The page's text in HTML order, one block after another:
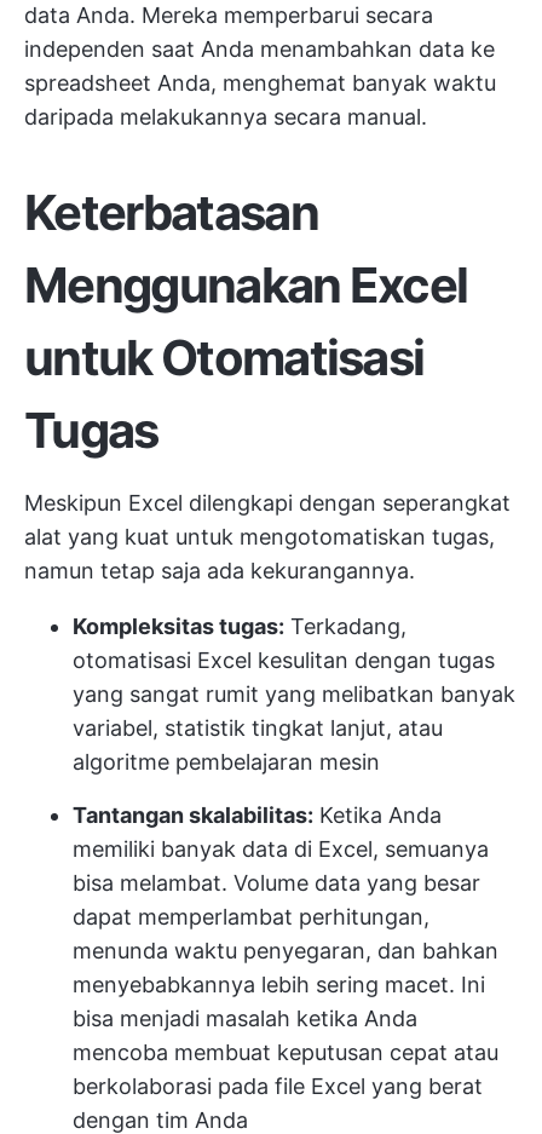
data Anda. Mereka memperbarui secara
independen saat Anda menambahkan data ke
spreadsheet Anda, menghemat banyak waktu
daripada melakukannya secara manual.
Keterbatasan
Menggunakan Excel
untuk Otomatisasi
Tugas
Meskipun Excel dilengkapi dengan seperangkat
alat yang kuat untuk mengotomatiskan tugas,
namun tetap saja ada kekurangannya.
Kompleksitas tugas: Terkadang,
otomatisasi Excel kesulitan dengan tugas
yang sangat rumit yang melibatkan banyak
variabel, statistik tingkat lanjut, atau
algoritme pembelajaran mesin
Tantangan skalabilitas: Ketika Anda
memiliki banyak data di Excel, semuanya
bisa melambat. Volume data yang besar
dapat memperlambat perhitungan,
menunda waktu penyegaran, dan bahkan
menyebabkannya lebih sering macet. Ini
bisa menjadi masalah ketika Anda
mencoba membuat keputusan cepat atau
berkolaborasi pada file Excel yang berat
dengan tim Anda